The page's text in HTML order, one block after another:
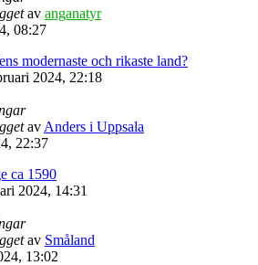
av anganatyr
08:27
modernaste och rikaste land?
2024, 22:18
av Anders i Uppsala
22:37
ca 1590
2024, 14:31
av Småland
13:02